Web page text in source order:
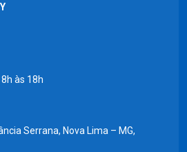
às 18h
Serrana, Nova Lima – MG,